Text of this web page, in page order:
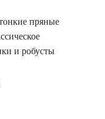
пряные
и робусты